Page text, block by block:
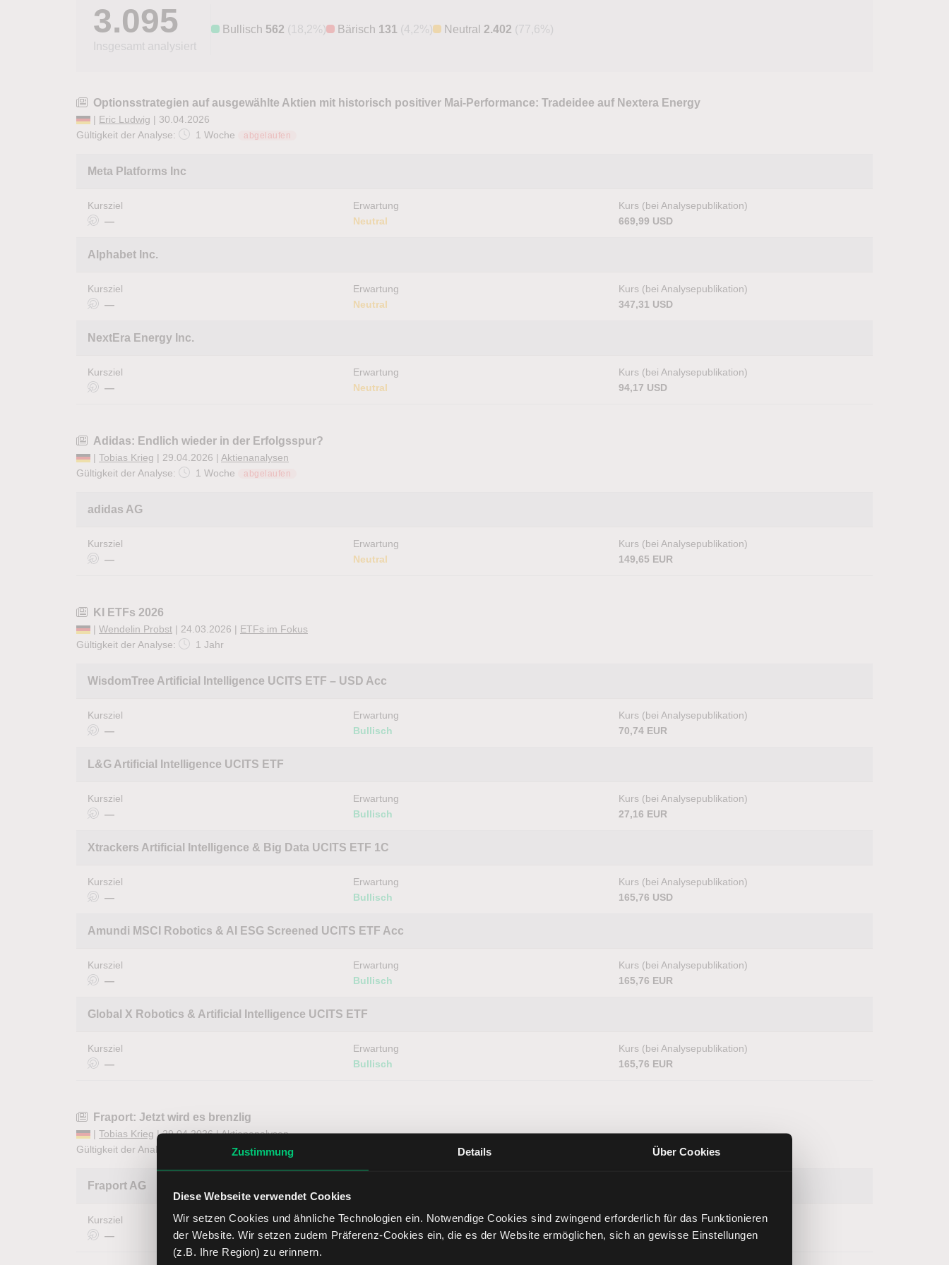
Zustimmung Details Über Cookies
Diese Webseite verwendet Cookies
Wir setzen Cookies und ähnliche Technologien ein. Notwendige Cookies sind zwingend erforderlich für das Funktionieren
der Website. Wir setzen zudem Präferenz-Cookies ein, die es der Website ermöglichen, sich an gewisse Einstellungen
(z.B. Ihre Region) zu erinnern.
3.095
Insgesamt analysiert
Bullisch 562 (18,2%) Bärisch 131 (4,2%) Neutral 2.402 (77,6%)
Optionsstrategien auf ausgewählte Aktien mit historisch positiver Mai-Performance: Tradeidee auf Nextera Energy
| Eric Ludwig | 30.04.2026
Gültigkeit der Analyse:
1 Woche abgelaufen
Meta Platforms Inc
Kursziel
—
Erwartung
Neutral
Kurs (bei Analysepublikation)
669,99 USD
Alphabet Inc.
Kursziel
—
Erwartung
Neutral
Kurs (bei Analysepublikation)
347,31 USD
NextEra Energy Inc.
Kursziel
—
Erwartung
Neutral
Kurs (bei Analysepublikation)
94,17 USD
Adidas: Endlich wieder in der Erfolgsspur?
| Tobias Krieg | 29.04.2026 | Aktienanalysen
Gültigkeit der Analyse:
1 Woche abgelaufen
adidas AG
Kursziel
—
Erwartung
Neutral
Kurs (bei Analysepublikation)
149,65 EUR
KI ETFs 2026
| Wendelin Probst | 24.03.2026 | ETFs im Fokus
Gültigkeit der Analyse:
1 Jahr
WisdomTree Artificial Intelligence UCITS ETF – USD Acc
Kursziel
—
Erwartung
Bullisch
Kurs (bei Analysepublikation)
70,74 EUR
L&G Artificial Intelligence UCITS ETF
Kursziel
—
Erwartung
Bullisch
Kurs (bei Analysepublikation)
27,16 EUR
Xtrackers Artificial Intelligence & Big Data UCITS ETF 1C
Kursziel
—
Erwartung
Bullisch
Kurs (bei Analysepublikation)
165,76 USD
Amundi MSCI Robotics & AI ESG Screened UCITS ETF Acc
Kursziel
—
Erwartung
Bullisch
Kurs (bei Analysepublikation)
165,76 EUR
Global X Robotics & Artificial Intelligence UCITS ETF
Kursziel
—
Erwartung
Bullisch
Kurs (bei Analysepublikation)
165,76 EUR
Fraport: Jetzt wird es brenzlig
| Tobias Krieg | 29.04.2026 |Aktienanalysen
Gültigkeit der Analyse:
1 Woche abgelaufen
Fraport AG
Kursziel
—
Erwartung
Neutral
Kurs (bei Analysepublikation)
68,35 EUR